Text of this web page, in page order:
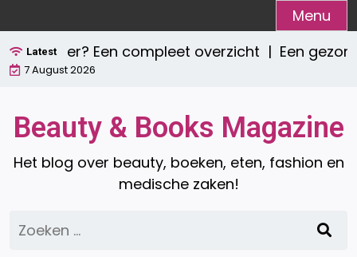
naar
de
inhoud
Menu
Latest
zijn er? Een compleet overzicht |Een gezond
7 August 2026
Beauty & Books Magazine
Het blog over beauty, boeken, eten, fashion en
medische zaken!
Zoeken
naar: